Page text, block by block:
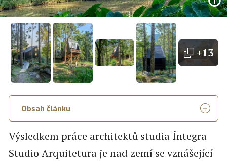
+13
Obsah článku
Výsledkem práce architektů studia Íntegra
Studio Arquitetura je nad zemí se vznášející